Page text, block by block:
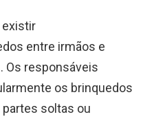
existir
entre irmãos e
Os responsáveis
os brinquedos
partes soltas ou